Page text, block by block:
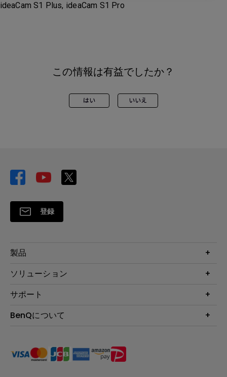
ideaCam S1 Plus, ideaCam S1 Pro
この情報は有益でしたか？
はい いいえ
登録
製品
プロジェクター
照明
Webカメラ
ソリューション
ビジネス向け
知識ページ
AQCOLOR
e-Sports
サポート
サポート
製品保守サービス終了のご案内
BenQについて
リーダーシップ
ニュース